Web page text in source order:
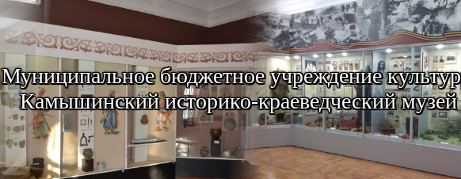
Муниципальное бюджетное учреждение
Камышинский историко-краеведческий музей